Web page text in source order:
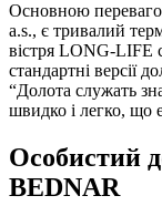
Основною
a.s., є тривалий
вістря LONG-LIFE
стандартні версії
“Долота служать
швидко і легко, що
Особистий
BEDNAR